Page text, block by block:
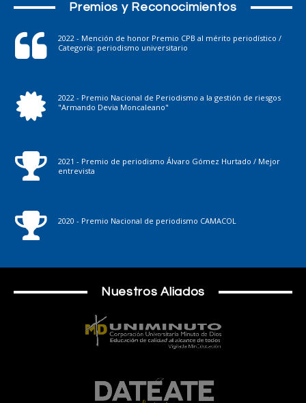
Premios y Reconocimientos
2022 - Mención de honor Premio CPB al mérito periodístico /
Categoría: periodismo universitario
2022 - Premio Nacional de Periodismo a la gestión de riesgos
"Armando Devia Moncaleano"
2021 - Premio de periodismo Álvaro Gómez Hurtado / Mejor
entrevista
2020 - Premio Nacional de periodismo CAMACOL
Nuestros Aliados